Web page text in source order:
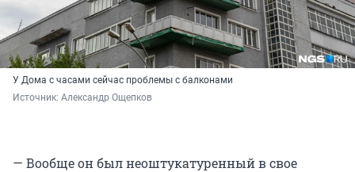
У Дома с часами сейчас проблемы с балконами
Источник: Александр Ощепков
— Вообще он был неоштукатуренный в свое